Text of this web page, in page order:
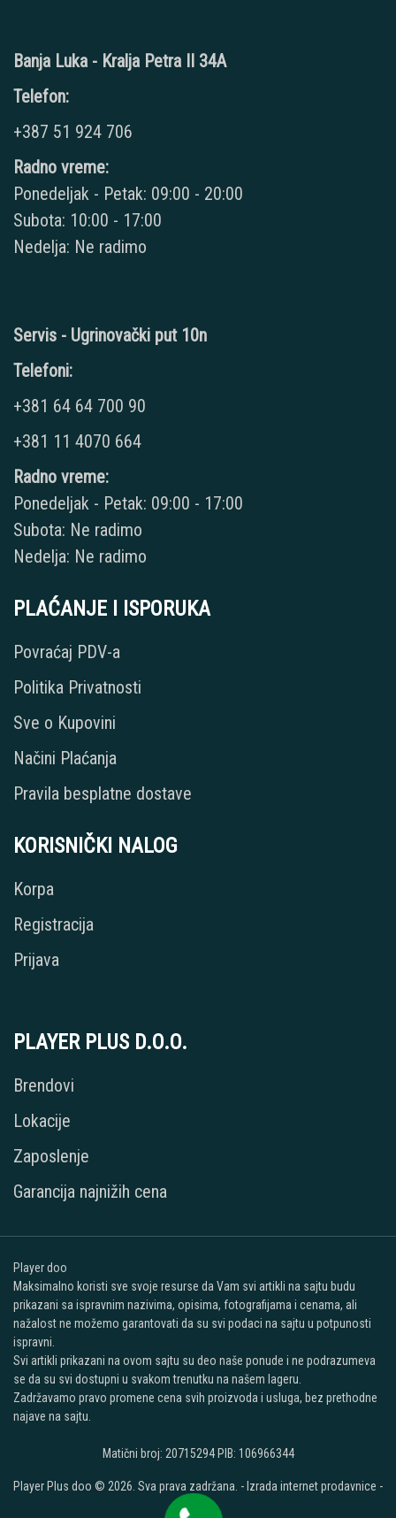
Banja Luka - Kralja Petra II 34A
Telefon:
+387 51 924 706
Radno vreme:
Ponedeljak - Petak: 09:00 - 20:00
Subota: 10:00 - 17:00
Nedelja: Ne radimo
Servis - Ugrinovački put 10n
Telefoni:
+381 64 64 700 90
+381 11 4070 664
Radno vreme:
Ponedeljak - Petak: 09:00 - 17:00
Subota: Ne radimo
Nedelja: Ne radimo
PLAĆANJE I ISPORUKA
Povraćaj PDV-a
Politika Privatnosti
Sve o Kupovini
Načini Plaćanja
Pravila besplatne dostave
KORISNIČKI NALOG
Korpa
Registracija
Prijava
PLAYER PLUS D.O.O.
Brendovi
Lokacije
Zaposlenje
Garancija najnižih cena
Player doo
Maksimalno koristi sve svoje resurse da Vam svi artikli na sajtu budu
prikazani sa ispravnim nazivima, opisima, fotografijama i cenama, ali
nažalost ne možemo garantovati da su svi podaci na sajtu u potpunosti
ispravni.
Svi artikli prikazani na ovom sajtu su deo naše ponude i ne podrazumeva
se da su svi dostupni u svakom trenutku na našem lageru.
Zadržavamo pravo promene cena svih proizvoda i usluga, bez prethodne
najave na sajtu.
Matični broj: 20715294 PIB: 106966344
Player Plus doo © 2026. Sva prava zadržana. - Izrada internet prodavnice -
Selltico.